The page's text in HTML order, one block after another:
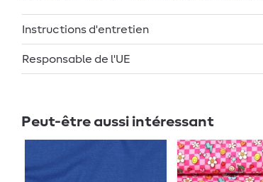
Instructions d'entretien
Responsable de l'UE
Peut-être aussi intéressant